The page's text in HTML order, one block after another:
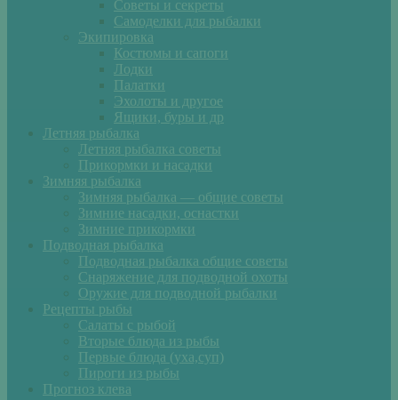
Советы и секреты
Самоделки для рыбалки
Экипировка
Костюмы и сапоги
Лодки
Палатки
Эхолоты и другое
Ящики, буры и др
Летняя рыбалка
Летняя рыбалка советы
Прикормки и насадки
Зимняя рыбалка
Зимняя рыбалка — общие советы
Зимние насадки, оснастки
Зимние прикормки
Подводная рыбалка
Подводная рыбалка общие советы
Снаряжение для подводной охоты
Оружие для подводной рыбалки
Рецепты рыбы
Салаты с рыбой
Вторые блюда из рыбы
Первые блюда (уха,суп)
Пироги из рыбы
Прогноз клева